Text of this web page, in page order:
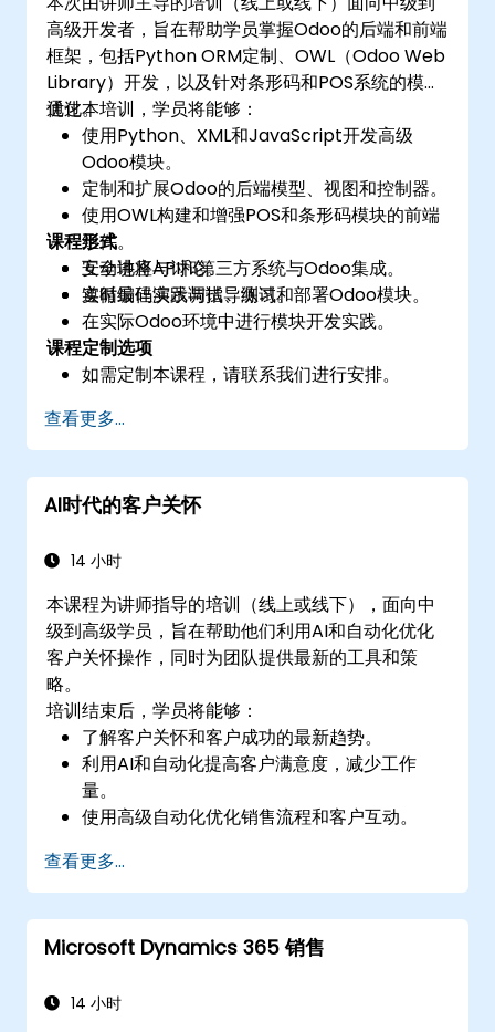
高级开发者，旨在帮助学员掌握Odoo的后端和前端
框架，包括Python ORM定制、OWL（Odoo Web
Library）开发，以及针对条形码和POS系统的模块
优化。
通过本培训，学员将能够：
使用Python、XML和JavaScript开发高级
Odoo模块。
定制和扩展Odoo的后端模型、视图和控制器。
使用OWL构建和增强POS和条形码模块的前端
组件。
安全地将API和第三方系统与Odoo集成。
遵循最佳实践调试、测试和部署Odoo模块。
课程形式
互动讲座与讨论。
实时编码演示与指导练习。
在实际Odoo环境中进行模块开发实践。
课程定制选项
如需定制本课程，请联系我们进行安排。
查看更多...
AI时代的客户关怀
14 小时
本课程为讲师指导的培训（线上或线下），面向中
级到高级学员，旨在帮助他们利用AI和自动化优化
客户关怀操作，同时为团队提供最新的工具和策
略。
培训结束后，学员将能够：
了解客户关怀和客户成功的最新趋势。
利用AI和自动化提高客户满意度，减少工作
量。
使用高级自动化优化销售流程和客户互动。
具与策略。
创建可扩展的解决方案，改善客户体验并推动
收入增长。
查看更多...
Microsoft Dynamics 365 销售
14 小时